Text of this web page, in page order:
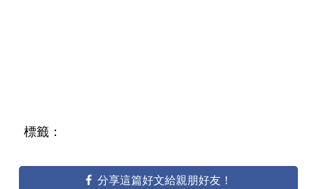
標籤：
分享這篇好文給親朋好友！